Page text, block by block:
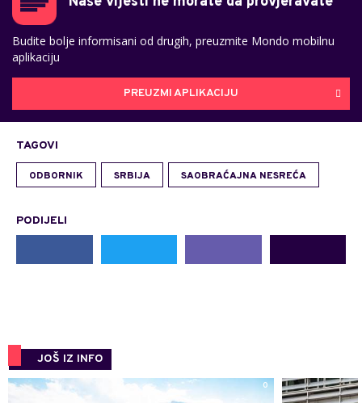
Budite bolje informisani od drugih, preuzmite Mondo mobilnu
aplikaciju
PREUZMI APLIKACIJU
TAGOVI
ODBORNIK SRBIJA SAOBRAĆAJNA NESREĆA
PODIJELI
JOŠ IZ INFO
0